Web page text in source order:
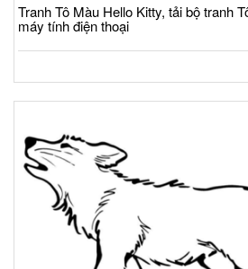
Tranh Tô Màu Hello Kitty, tải bộ tranh
máy tính điện thoại